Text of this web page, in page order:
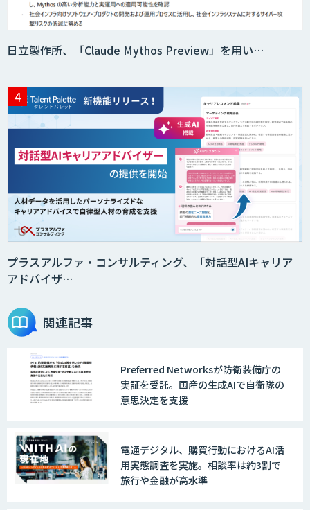
日立製作所、「Claude Mythos Preview」を用い…
プラスアルファ・コンサルティング、「対話型AIキャリア
アドバイザ…
関連記事
Preferred Networksが防衛装備庁の
実証を受託。国産の生成AIで自衛隊の
意思決定を支援
電通デジタル、購買行動におけるAI活
用実態調査を実施。相談率は約3割で
旅行や金融が高水準